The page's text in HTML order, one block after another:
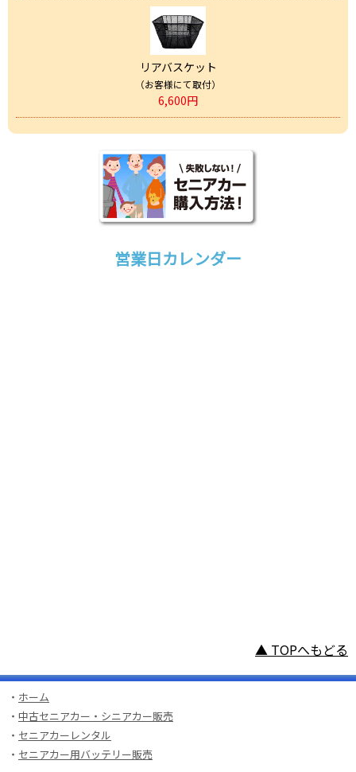
リアバスケット
（お客様にて取付）
6,600円
営業日カレンダー
▲ TOPへもどる
・ ホーム
・ 中古セニアカー・シニアカー販売
・ セニアカーレンタル
・ セニアカー用バッテリー販売